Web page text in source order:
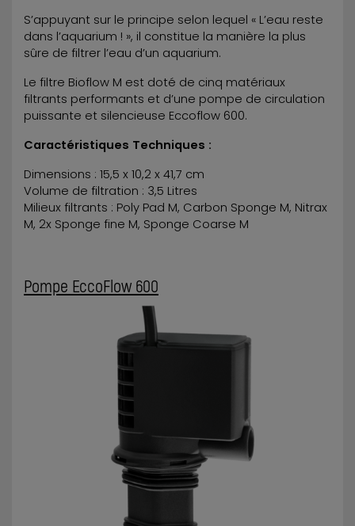
S’appuyant sur le principe selon lequel « L’eau reste
dans l’aquarium ! », il constitue la manière la plus
sûre de filtrer l’eau d’un aquarium.
Le filtre Bioflow M est doté de cinq matériaux
filtrants performants et d’une pompe de circulation
puissante et silencieuse Eccoflow 600.
Caractéristiques Techniques :
Dimensions : 15,5 x 10,2 x 41,7 cm
Volume de filtration : 3,5 Litres
Milieux filtrants : Poly Pad M, Carbon Sponge M, Nitrax
M, 2x Sponge fine M, Sponge Coarse M
Pompe EccoFlow 600